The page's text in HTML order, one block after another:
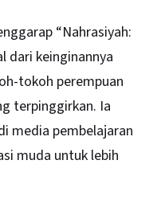
“Nahrasiyah:
dari keinginannya
tokoh perempuan
terpinggirkan. Ia
media pembelajaran
muda untuk lebih